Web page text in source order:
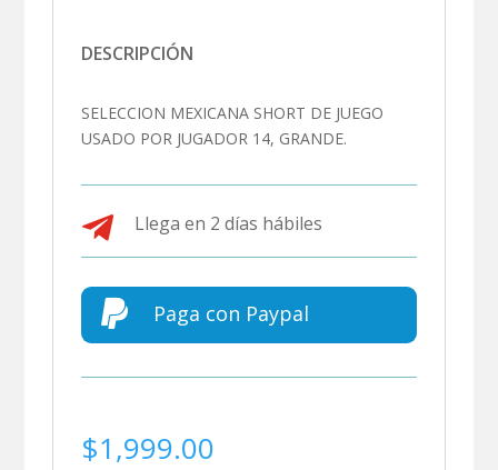
DESCRIPCIÓN
SELECCION MEXICANA SHORT DE JUEGO
USADO POR JUGADOR 14, GRANDE.
 Llega en 2 días hábiles
 Paga con Paypal
$1,999.00